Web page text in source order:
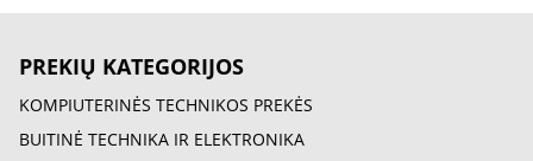
PREKIŲ KATEGORIJOS
KOMPIUTERINĖS TECHNIKOS PREKĖS
BUITINĖ TECHNIKA IR ELEKTRONIKA